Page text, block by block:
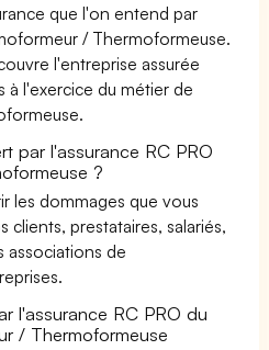
que l'on entend par
/ Thermoformeuse.
l'entreprise assurée
à l'exercice du métier de
par l'assurance RC PRO
?
les dommages que vous
prestataires, salariés,
associations de
l'assurance RC PRO du
/ Thermoformeuse